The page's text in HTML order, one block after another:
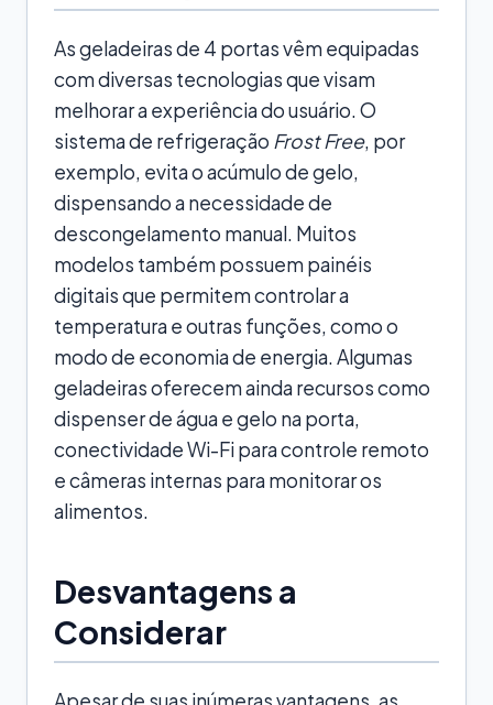
As geladeiras de 4 portas vêm equipadas
com diversas tecnologias que visam
melhorar a experiência do usuário. O
sistema de refrigeração Frost Free, por
exemplo, evita o acúmulo de gelo,
dispensando a necessidade de
descongelamento manual. Muitos
modelos também possuem painéis
digitais que permitem controlar a
temperatura e outras funções, como o
modo de economia de energia. Algumas
geladeiras oferecem ainda recursos como
dispenser de água e gelo na porta,
conectividade Wi-Fi para controle remoto
e câmeras internas para monitorar os
alimentos.
Desvantagens a
Considerar